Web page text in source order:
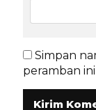
Simpan
peramban